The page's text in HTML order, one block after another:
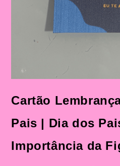
Cartão
Pais | Dia dos
Importância da